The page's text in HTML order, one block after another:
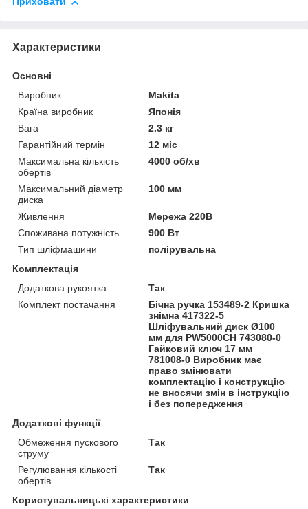
Характеристики
Основні
Виробник
Makita
Країна виробник
Японія
Вага
2.3 кг
Гарантійний термін
12 міс
Максимальна кількість
обертів
4000 об/хв
Максимальний діаметр
диска
100 мм
Живлення
Мережа 220В
Споживана потужність
900 Вт
Тип шліфмашини
полірувальна
Комплектація
Додаткова рукоятка
Так
Комплект постачання
Бічна ручка 153489-2 Кришка
знімна 417322-5
Шліфувальний диск Ø100
мм для PW5000CH 743080-0
Гайковий ключ 17 мм
781008-0 Виробник має
право змінювати
комплектацію і конструкцію
не вносячи змін в інструкцію
і без попередження
Додаткові функції
Обмеження пускового
струму
Так
Регулювання кількості
обертів
Так
Користувальницькі характеристики